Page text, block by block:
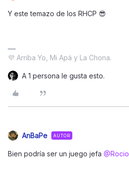
Y este temazo de los RHCP 😎
💜 Arriba Yo, Mi Apá y La Chona.
A 1 persona le gusta esto.
AnBaPe AUTOR
Bien podría ser un juego jefa ​